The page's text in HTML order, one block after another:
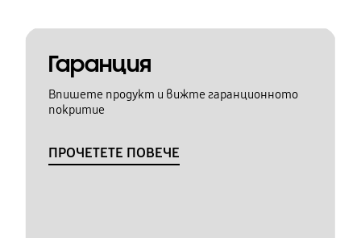
Гаранция
Впишете продукт и вижте гаранционното
покритие
ПРОЧЕТЕТЕ ПОВЕЧЕ